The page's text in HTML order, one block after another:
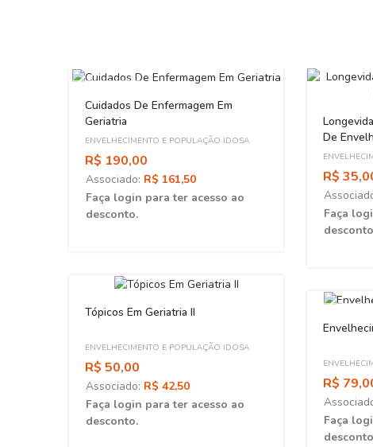
Cuidados De Enfermagem Em
Geriatria
ENVELHECIMENTO E POPULAÇÃO IDOSA
R$ 190,00
Associado: R$ 161,50
Faça login para ter acesso ao
desconto.
Tópicos Em Geriatria II
ENVELHECIMENTO E POPULAÇÃO IDOSA
R$ 50,00
Associado: R$ 42,50
Faça login para ter acesso ao
desconto.
De
R$
Faça
R$
Faça